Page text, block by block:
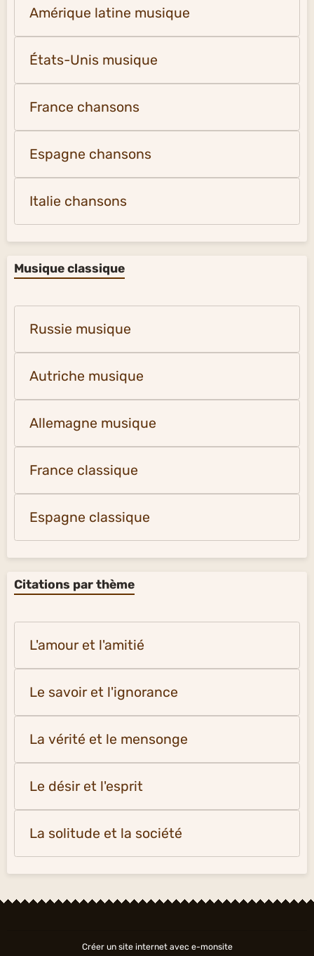
Amérique latine musique
États-Unis musique
France chansons
Espagne chansons
Italie chansons
Musique classique
Russie musique
Autriche musique
Allemagne musique
France classique
Espagne classique
Citations par thème
L'amour et l'amitié
Le savoir et l'ignorance
La vérité et le mensonge
Le désir et l'esprit
La solitude et la société
Créer un site internet avec e-monsite